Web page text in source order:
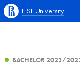
HSE University
BACHELOR 2022/